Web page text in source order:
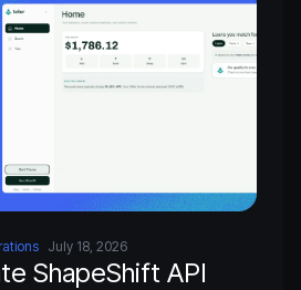
July 18, 2026
ShapeShift API